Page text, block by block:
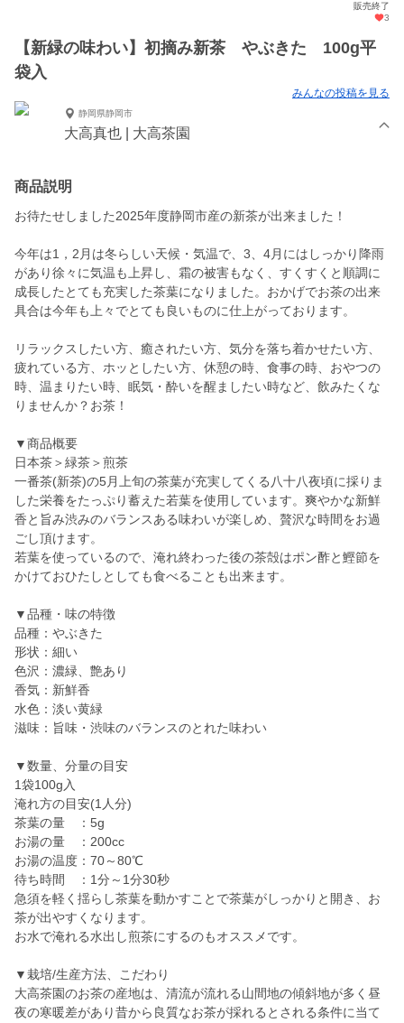
販売終了
3
【新緑の味わい】初摘み新茶 やぶきた 100g平
袋入
みんなの投稿を見る
静岡県静岡市
大高真也 | 大高茶園
商品説明
お待たせしました2025年度静岡市産の新茶が出来ました！
今年は1，2月は冬らしい天候・気温で、3、4月にはしっかり降雨
があり徐々に気温も上昇し、霜の被害もなく、すくすくと順調に
成長したとても充実した茶葉になりました。おかげでお茶の出来
具合は今年も上々でとても良いものに仕上がっております。
リラックスしたい方、癒されたい方、気分を落ち着かせたい方、
疲れている方、ホッとしたい方、休憩の時、食事の時、おやつの
時、温まりたい時、眠気・酔いを醒ましたい時など、飲みたくな
りませんか？お茶！
▼商品概要
日本茶＞緑茶＞煎茶
一番茶(新茶)の5月上旬の茶葉が充実してくる八十八夜頃に採りま
した栄養をたっぷり蓄えた若葉を使用しています。爽やかな新鮮
香と旨み渋みのバランスある味わいが楽しめ、贅沢な時間をお過
ごし頂けます。
若葉を使っているので、淹れ終わった後の茶殻はポン酢と鰹節を
かけておひたしとしても食べることも出来ます。
▼品種・味の特徴
品種：やぶきた
形状：細い
色沢：濃緑、艶あり
香気：新鮮香
水色：淡い黄緑
滋味：旨味・渋味のバランスのとれた味わい
▼数量、分量の目安
1袋100g入
淹れ方の目安(1人分)
茶葉の量 ：5g
お湯の量 ：200cc
お湯の温度：70～80℃
待ち時間 ：1分～1分30秒
急須を軽く揺らし茶葉を動かすことで茶葉がしっかりと開き、お
茶が出やすくなります。
お水で淹れる水出し煎茶にするのもオススメです。
▼栽培/生産方法、こだわり
大高茶園のお茶の産地は、清流が流れる山間地の傾斜地が多く昼
夜の寒暖差があり昔から良質なお茶が採れるとされる条件に当て